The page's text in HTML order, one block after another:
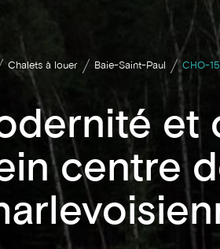
Chalets à louer Baie-Saint-Paul CHO-
et
centre